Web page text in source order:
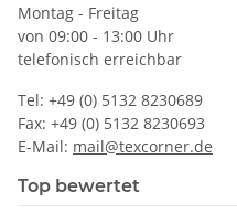
Montag - Freitag
von 09:00 - 13:00 Uhr
telefonisch erreichbar
Tel: +49 (0) 5132 8230689
Fax: +49 (0) 5132 8230693
E-Mail: mail@texcorner.de
Top bewertet